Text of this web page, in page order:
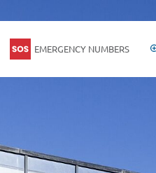
EMERGENCY NUMBERS